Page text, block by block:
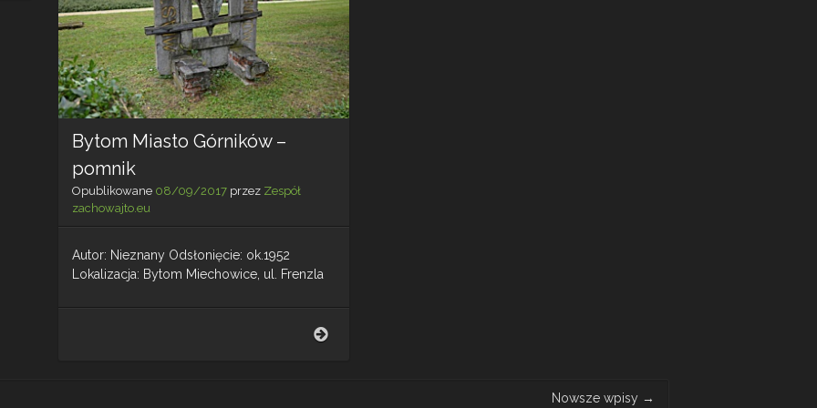
Bytom Miasto Górników –
pomnik
Opublikowane 08/09/2017przez Zespół
zachowajto.eu
Autor: Nieznany Odsłonięcie: ok.1952
Lokalizacja: Bytom Miechowice, ul. Frenzla
Nowsze wpisy →